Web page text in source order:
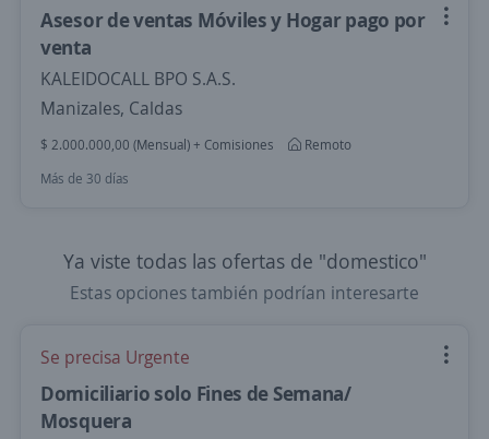
Asesor de ventas Móviles y Hogar pago por
venta
KALEIDOCALL BPO S.A.S.
Manizales, Caldas
$ 2.000.000,00 (Mensual) + Comisiones
Remoto
Más de 30 días
Ya viste todas las ofertas de "domestico"
Estas opciones también podrían interesarte
Se precisa Urgente
Domiciliario solo Fines de Semana/
Mosquera